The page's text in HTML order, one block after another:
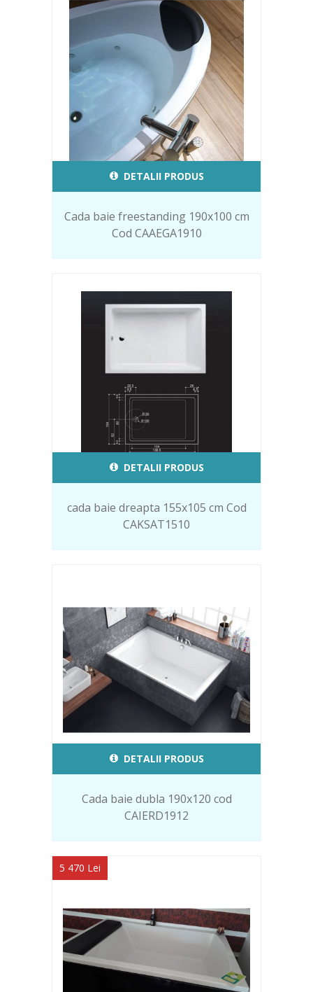
DETALII PRODUS
Cada baie freestanding 190x100 cm
Cod CAAEGA1910
DETALII PRODUS
cada baie dreapta 155x105 cm Cod
CAKSAT1510
DETALII PRODUS
Cada baie dubla 190x120 cod
CAIERD1912
5 470 Lei